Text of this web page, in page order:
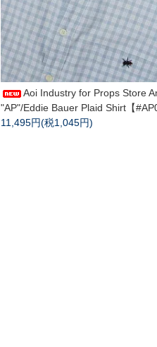
Aoi Industry for Props Store
"AP"/Eddie Bauer Plaid Shirt【
11,495円(税1,045円)